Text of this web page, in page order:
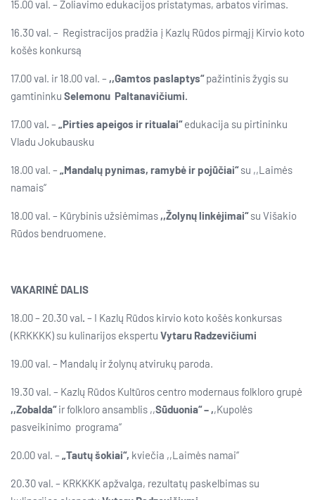
15.00 val. – Žoliavimo edukacijos pristatymas, arbatos virimas.
16.30 val. – Registracijos pradžia į Kazlų Rūdos pirmąjį Kirvio koto
košės konkursą
17.00 val. ir 18.00 val. – ,,Gamtos paslaptys“pažintinis žygis su
gamtininku Selemonu Paltanavičiumi.
17.00 val. – „Pirties apeigos ir ritualai“edukacija su pirtininku
Vladu Jokubausku
18.00 val. – „Mandalų pynimas, ramybė ir pojūčiai“su ,,Laimės
namais“
18.00 val. – Kūrybinis užsiėmimas ,,Žolynų linkėjimai“su Višakio
Rūdos bendruomene.
VAKARINĖ DALIS
18.00 – 20.30 val. – I Kazlų Rūdos kirvio koto košės konkursas
(KRKKKK) su kulinarijos ekspertu Vytaru Radzevičiumi
19.00 val. – Mandalų ir žolynų atvirukų paroda.
19.30 val. – Kazlų Rūdos Kultūros centro modernaus folkloro grupė
,,Zobalda“ir folkloro ansamblis ,,Sūduonia“ – ,,Kupolės
pasveikinimo programa“
20.00 val. – „Tautų šokiai“, kviečia ,,Laimės namai“
20.30 val. – KRKKKK apžvalga, rezultatų paskelbimas su